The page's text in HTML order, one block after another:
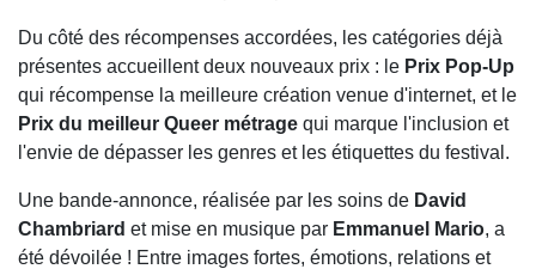
Du côté des récompenses accordées, les catégories déjà
présentes accueillent deux nouveaux prix : le Prix Pop-Up
qui récompense la meilleure création venue d'internet, et le
Prix du meilleur Queer métrage qui marque l'inclusion et
l'envie de dépasser les genres et les étiquettes du festival.
Une bande-annonce, réalisée par les soins de David
Chambriard et mise en musique par Emmanuel Mario, a
été dévoilée ! Entre images fortes, émotions, relations et